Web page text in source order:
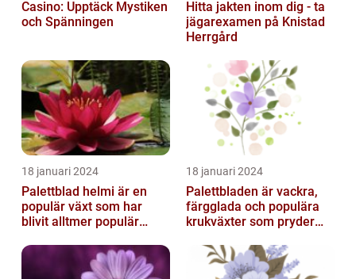
Casino: Upptäck Mystiken
och Spänningen
Hitta jakten inom dig - ta
jägarexamen på Knistad
Herrgård
18 januari 2024
Palettblad helmi är en
populär växt som har
blivit alltmer populär
trädgårdsentusiaster
18 januari 2024
Palettbladen är vackra,
färgglada och populära
krukväxter som pryder
trädgårdar runt o...